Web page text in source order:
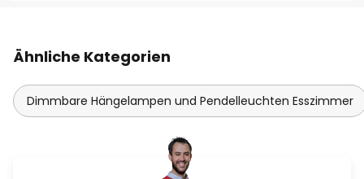
Ähnliche Kategorien
Dimmbare Hängelampen und Pendelleuchten Esszimmer